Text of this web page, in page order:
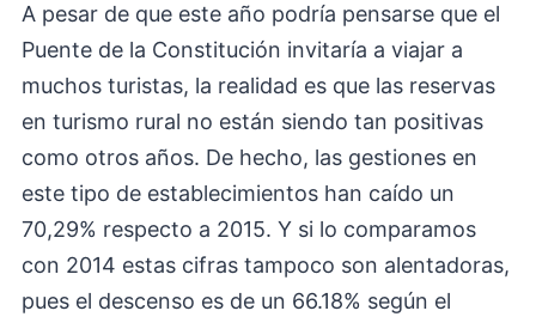
A pesar de que este año podría pensarse que el
Puente de la Constitución invitaría a viajar a
muchos turistas, la realidad es que las reservas
en turismo rural no están siendo tan positivas
como otros años. De hecho, las gestiones en
este tipo de establecimientos han caído un
70,29% respecto a 2015. Y si lo comparamos
con 2014 estas cifras tampoco son alentadoras,
pues el descenso es de un 66.18% según el